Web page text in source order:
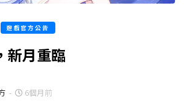
遊戲官方公告
新月重臨
- 6個月前